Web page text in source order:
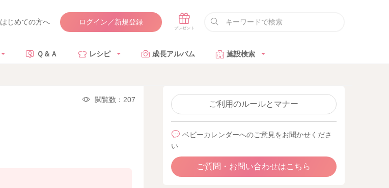
はじめての方へ ログイン／新規登録
Ｑ＆Ａ レシピ 成長アルバム 施設検索
閲覧数：207
ご利用のルールとマナー
ベビーカレンダーへのご意見をお聞かせくださ
い
ご質問・お問い合わせはこちら